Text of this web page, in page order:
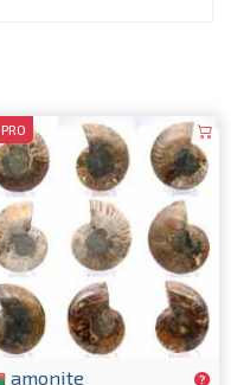
PRO
amonite